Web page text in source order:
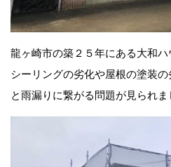
龍ヶ崎市の築２５年にある大和ハ
シーリングの劣化や屋根の塗装
と雨漏りに繋がる問題が見られま